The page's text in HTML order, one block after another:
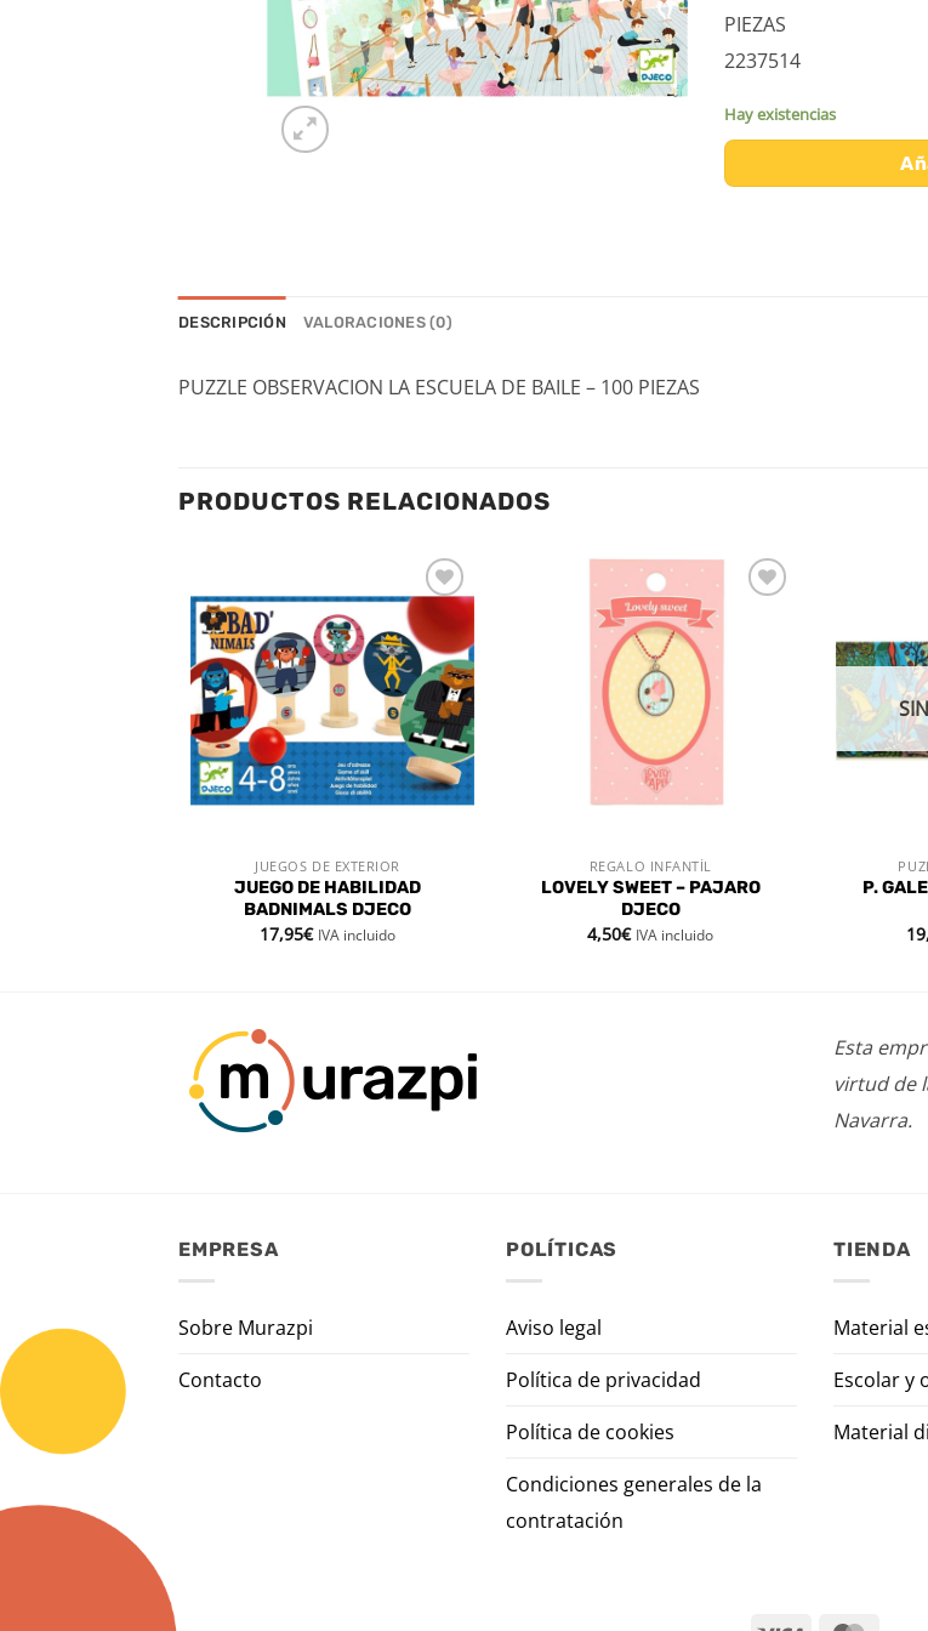
PIEZAS
2237514
Hay existencias
DESCRIPCIÓN VALORACIONES (0)
PUZZLE OBSERVACION LA ESCUELA DE BAILE – 100 PIEZAS
PRODUCTOS RELACIONADOS
lista de
deseos
VISTA RÁPIDA
JUEGOS DE EXTERIOR
JUEGO DE HABILIDAD
BADNIMALS DJECO
17,95€ IVA incluido
VISTA RÁPIDA
REGALO INFANTÍL
LOVELY SWEET – PAJARO
DJECO
4,50€ IVA incluido
P.
Esta
virtud de
Navarra.
EMPRESA
Sobre Murazpi
Contacto
POLÍTICAS
Aviso legal
Política de privacidad
Política de cookies
Condiciones generales de la
contratación
TIENDA
Material
Escolar y
Material